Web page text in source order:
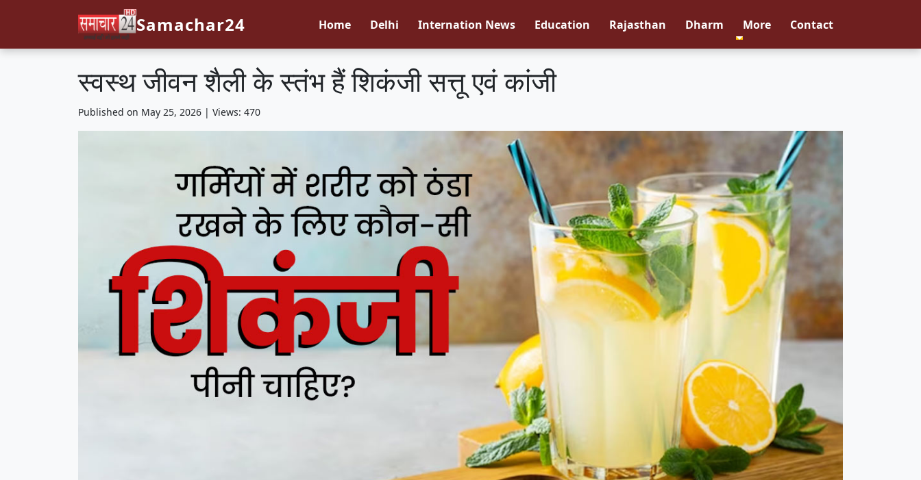
Samachar24 Home Delhi Internation News Education Rajasthan Dharm More Contact
स्वस्थ जीवन शैली के स्तंभ हैं शिकंजी सत्तू एवं कांजी
Published on May 25, 2026 | Views: 470